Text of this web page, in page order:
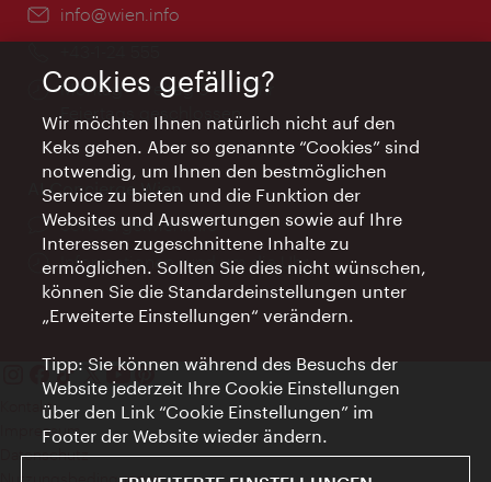
Email:
info@wien.info
Öffnungszeiten:
Montag - Freitag 9 – 17 Uhr
Feiertags geschlossen
AI Concierge Wien
Ort:
concierge.wien.info
Öffnungszeiten:
Informationen rund um die Uhr
Kontakt
Impressum
Datenschutz
Cookies gefällig?
Wir möchten Ihnen natürlich nicht auf den
Keks gehen. Aber so genannte “Cookies” sind
notwendig, um Ihnen den bestmöglichen
Service zu bieten und die Funktion der
Websites und Auswertungen sowie auf Ihre
Interessen zugeschnittene Inhalte zu
ermöglichen. Sollten Sie dies nicht wünschen,
können Sie die Standardeinstellungen unter
„Erweiterte Einstellungen“ verändern.
Tipp: Sie können während des Besuchs der
Website jederzeit Ihre Cookie Einstellungen
über den Link “Cookie Einstellungen” im
Footer der Website wieder ändern.